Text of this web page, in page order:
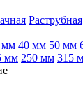
Раструбная
мм 40 мм 50 мм
мм 250 мм 315